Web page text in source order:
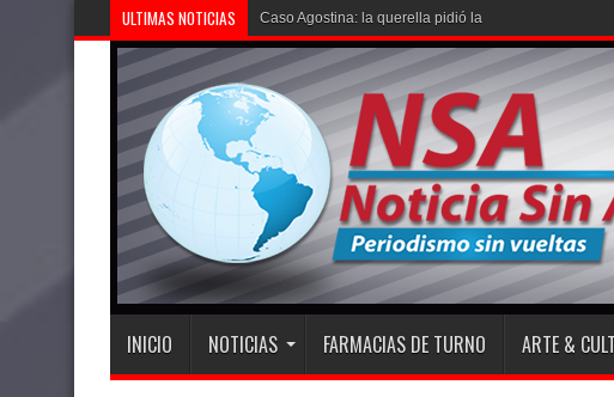
ULTIMAS NOTICIAS Caso Agostina: la querella pidió la detención de la
INICIO NOTICIAS FARMACIAS DE TURNO ARTE &